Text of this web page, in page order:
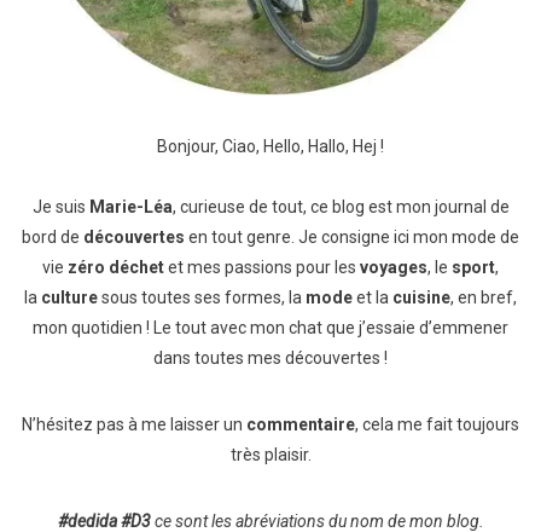
Bonjour, Ciao, Hello, Hallo, Hej !
Je suis Marie-Léa, curieuse de tout, ce blog est mon journal de
bord de découvertes en tout genre. Je consigne ici mon mode de
vie zéro déchetet mes passions pour les voyages, le sport,
la culturesous toutes ses formes, la modeet la cuisine, en bref,
mon quotidien ! Le tout avec mon chat que j’essaie d’emmener
dans toutes mes découvertes !
N’hésitez pas à me laisser un commentaire, cela me fait toujours
très plaisir.
#dedida #D3ce sont les abréviations du nom de mon blog.